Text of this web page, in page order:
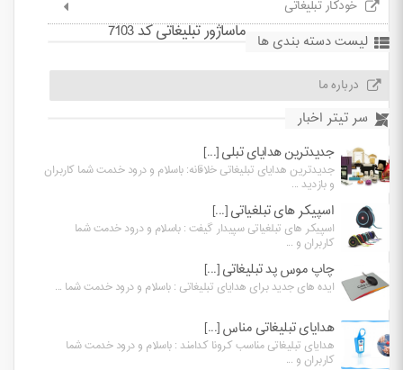
خودکار تبلیغاتی
لیست دسته بندی ها
درباره ما
سر تیتر اخبار
جدیدترین هدایای تبلی [...]
جدیدترین هدایای تبلیغاتی خلاقانه: باسلام و درود خدمت شما کاربران
و بازدید ...
اسپیکر های تبلغیاتی [...]
اسپیکر های تبلغیاتی سپیدار گیفت : باسلام و درود خدمت شما
کاربران و ...
چاپ موس پد تبلیغاتی [...]
ایده های جدید برای هدایای تبلیغاتی : باسلام و درود خدمت شما ...
هدایای تبلیغاتی مناس [...]
هدایای تبلیغاتی مناسب کرونا کدامند : باسلام و درود خدمت شما
کاربران و ...
ماساژور تبلیغاتی کد 7103